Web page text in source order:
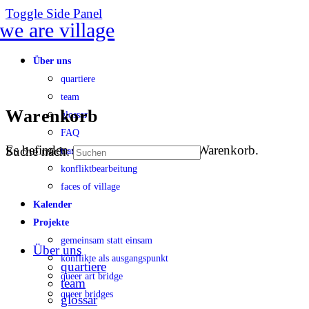
Toggle Side Panel
Über uns
quartiere
team
glossar
FAQ
transparenz
konfliktbearbeitung
faces of village
Kalender
Projekte
gemeinsam statt einsam
konflikte als ausgangspunkt
queer art bridge
queer bridges
Warenkorb
Es befinden sich keine Produkte im Warenkorb.
Suche nach:
Über uns
quartiere
team
glossar